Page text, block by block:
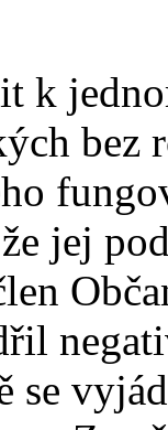
k
jej
se